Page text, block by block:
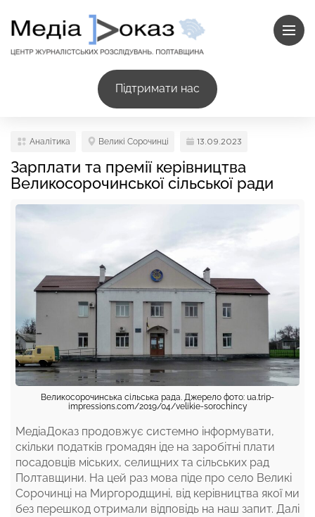
Підтримати нас
Аналітика Великі Сорочинці 13.09.2023
Зарплати та премії керівництва
Великосорочинської сільської ради
Великосорочинська сільська рада. Джерело фото: ua.trip-
impressions.com/2019/04/velikie-sorochincy
МедіаДоказ продовжує системно інформувати,
скільки податків громадян іде на заробітні плати
посадовців міських, селищних та сільських рад
Полтавщини. На цей раз мова піде про село Великі
Сорочинці на Миргородщині, від керівництва якої ми
без перешкод отримали відповідь на наш запит. Далі